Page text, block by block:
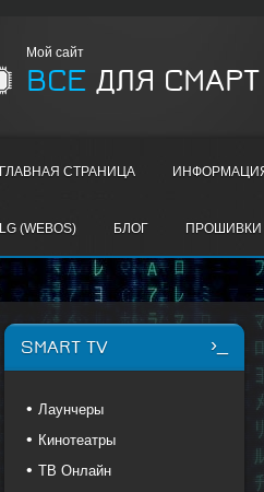
Мой сайт
ВСЕ ДЛЯ СМАРТ
ГЛАВНАЯ СТРАНИЦА
LG (WEBOS) БЛОГ ПРОШИВКИ
SMART TV
Лаунчеры
Кинотеатры
ТВ Онлайн